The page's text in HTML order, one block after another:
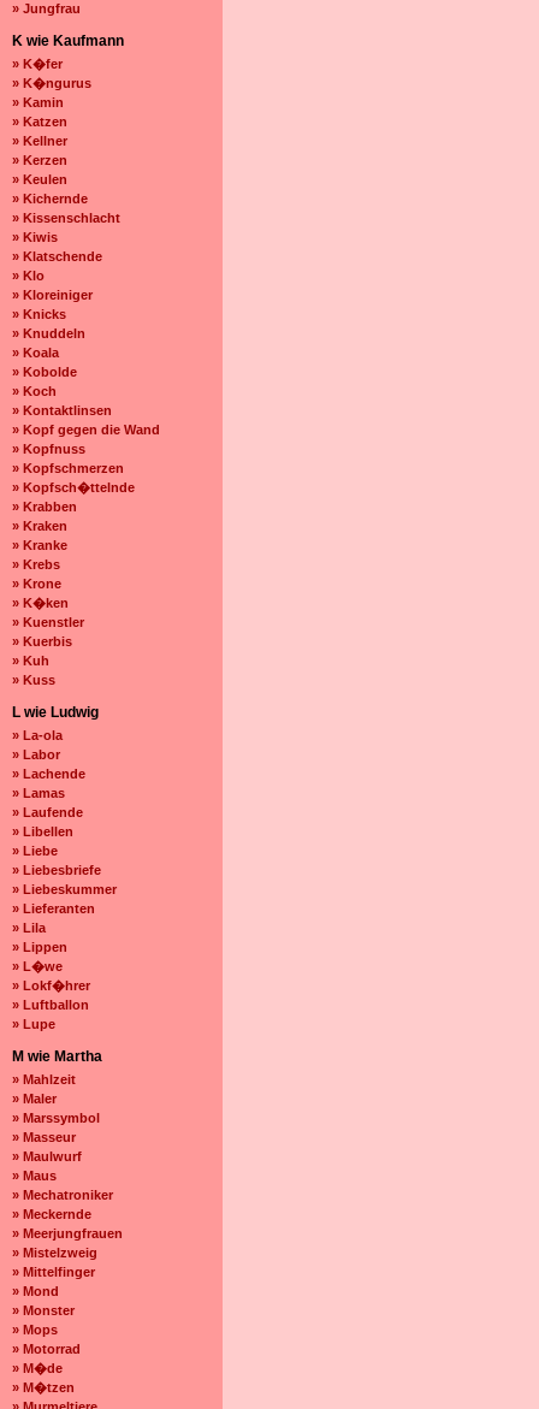
» Jungfrau
K wie Kaufmann
» K�fer
» K�ngurus
» Kamin
» Katzen
» Kellner
» Kerzen
» Keulen
» Kichernde
» Kissenschlacht
» Kiwis
» Klatschende
» Klo
» Kloreiniger
» Knicks
» Knuddeln
» Koala
» Kobolde
» Koch
» Kontaktlinsen
» Kopf gegen die Wand
» Kopfnuss
» Kopfschmerzen
» Kopfsch�ttelnde
» Krabben
» Kraken
» Kranke
» Krebs
» Krone
» K�ken
» Kuenstler
» Kuerbis
» Kuh
» Kuss
L wie Ludwig
» La-ola
» Labor
» Lachende
» Lamas
» Laufende
» Libellen
» Liebe
» Liebesbriefe
» Liebeskummer
» Lieferanten
» Lila
» Lippen
» L�we
» Lokf�hrer
» Luftballon
» Lupe
M wie Martha
» Mahlzeit
» Maler
» Marssymbol
» Masseur
» Maulwurf
» Maus
» Mechatroniker
» Meckernde
» Meerjungfrauen
» Mistelzweig
» Mittelfinger
» Mond
» Monster
» Mops
» Motorrad
» M�de
» M�tzen